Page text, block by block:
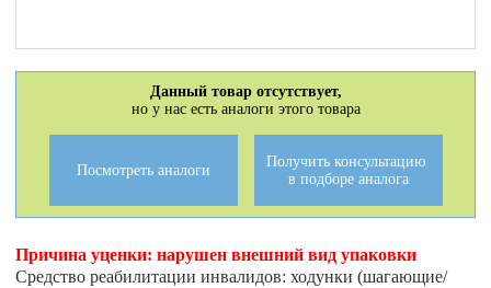
Данный товар отсутствует,
но у нас есть аналоги этого товара
Посмотреть аналоги
Получить консультацию
в подборе аналога
Причина уценки:нарушен внешний вид упаковки
Средство реабилитации инвалидов: ходунки (шагающие/